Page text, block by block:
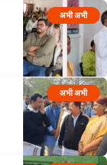
अभी अभी
अभी अभी